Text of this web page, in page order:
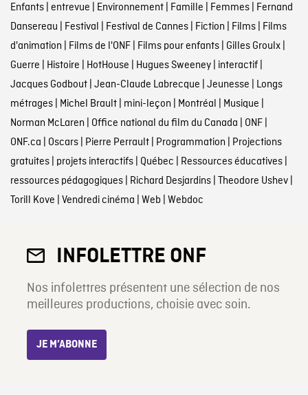
Enfants| entrevue | Environnement| Famille | Femmes| Fernand
Dansereau | Festival | Festival de Cannes| Fiction | Films| Films
d'animation | Films de l'ONF| Films pour enfants| Gilles Groulx|
Guerre | Histoire | HotHouse | Hugues Sweeney| interactif|
Jacques Godbout| Jean-Claude Labrecque | Jeunesse | Longs
métrages| Michel Brault| mini-leçon | Montréal | Musique |
Norman McLaren | Office national du film du Canada | ONF|
ONF.ca | Oscars| Pierre Perrault| Programmation | Projections
gratuites| projets interactifs| Québec | Ressources éducatives|
ressources pédagogiques| Richard Desjardins| Theodore Ushev|
Torill Kove | Vendredi cinéma | Web | Webdoc
INFOLETTRE ONF
Nos infolettres présentent une sélection de nos
meilleures productions, choisie avec soin.
JE M’ABONNE